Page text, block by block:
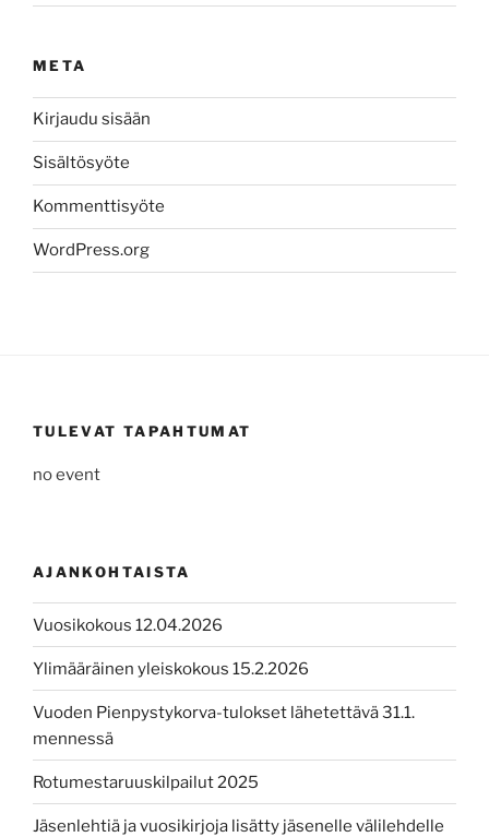
META
Kirjaudu sisään
Sisältösyöte
Kommenttisyöte
WordPress.org
TULEVAT TAPAHTUMAT
no event
AJANKOHTAISTA
Vuosikokous 12.04.2026
Ylimääräinen yleiskokous 15.2.2026
Vuoden Pienpystykorva-tulokset lähetettävä 31.1.
mennessä
Rotumestaruuskilpailut 2025
Jäsenlehtiä ja vuosikirjoja lisätty jäsenelle välilehdelle